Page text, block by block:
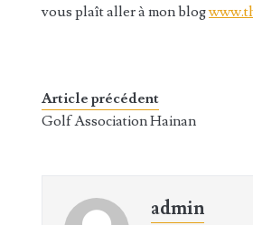
vous plaît aller à mon blog
Article précédent
Golf Association Hainan
admin